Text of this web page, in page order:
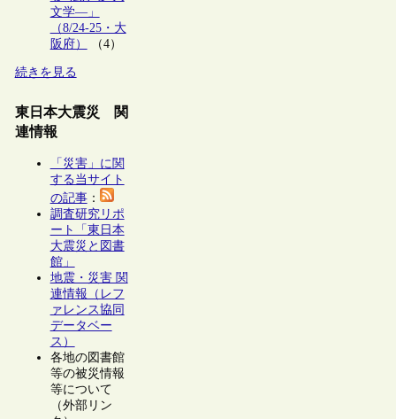
文学―」
（8/24-25・大
阪府）
（4）
続きを見る
東日本大震災 関
連情報
「災害」に関
する当サイト
の記事：
調査研究リポ
ート「東日本
大震災と図書
館」
地震・災害 関
連情報（レフ
ァレンス協同
データベー
ス）
各地の図書館
等の被災情報
等について
（外部リン